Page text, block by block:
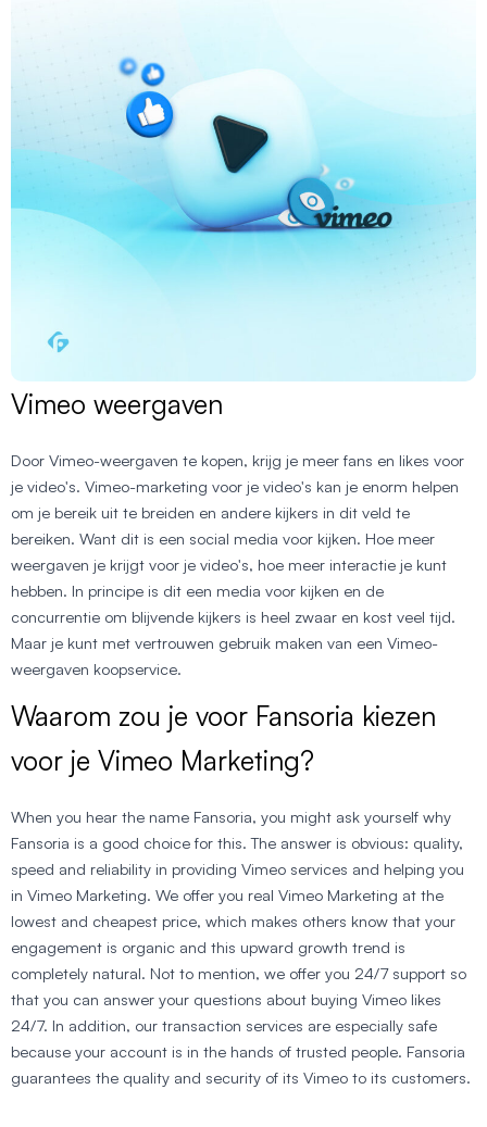
Vimeo weergaven
Door Vimeo-weergaven te kopen, krijg je meer fans en likes voor
je video's. Vimeo-marketing voor je video's kan je enorm helpen
om je bereik uit te breiden en andere kijkers in dit veld te
bereiken. Want dit is een social media voor kijken. Hoe meer
weergaven je krijgt voor je video's, hoe meer interactie je kunt
hebben. In principe is dit een media voor kijken en de
concurrentie om blijvende kijkers is heel zwaar en kost veel tijd.
Maar je kunt met vertrouwen gebruik maken van een Vimeo-
weergaven koopservice.
Waarom zou je voor Fansoria kiezen
voor je Vimeo Marketing?
When you hear the name Fansoria, you might ask yourself why
Fansoria is a good choice for this. The answer is obvious: quality,
speed and reliability in providing Vimeo services and helping you
in Vimeo Marketing. We offer you real Vimeo Marketing at the
lowest and cheapest price, which makes others know that your
engagement is organic and this upward growth trend is
completely natural. Not to mention, we offer you 24/7 support so
that you can answer your questions about buying Vimeo likes
24/7. In addition, our transaction services are especially safe
because your account is in the hands of trusted people. Fansoria
guarantees the quality and security of its Vimeo to its customers.